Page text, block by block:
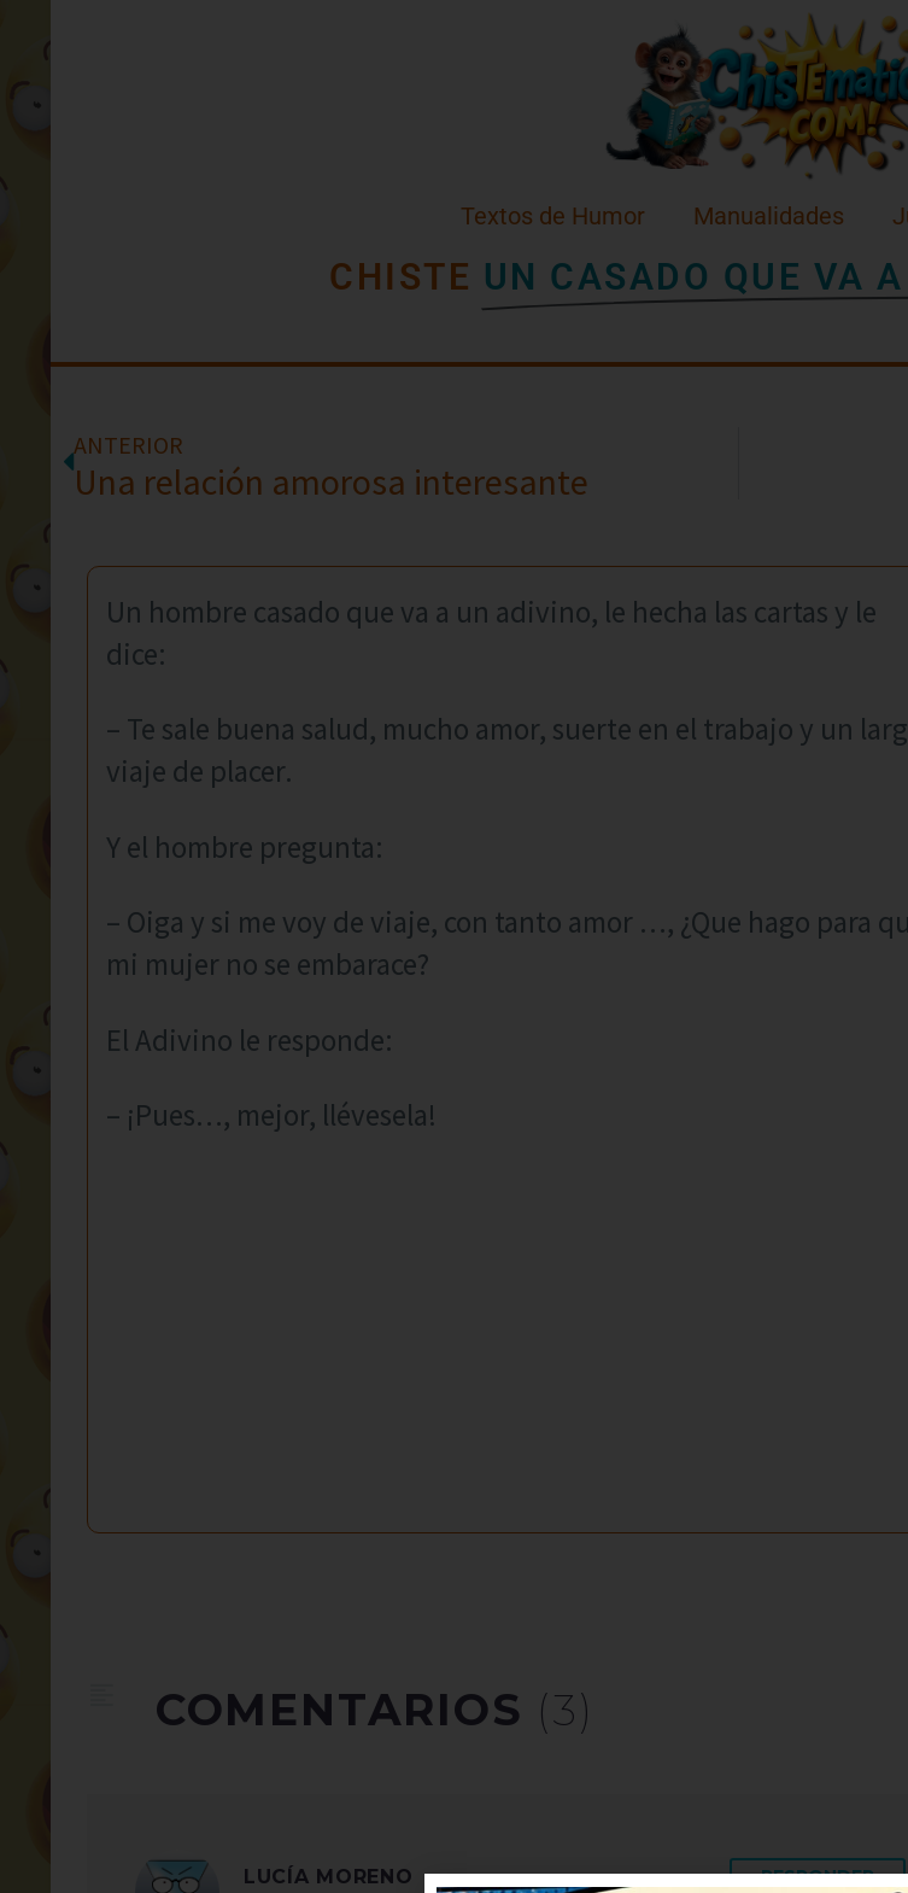
Textos de Humor Manualidades
CHISTE UN CASADO QUE VA
ANTERIOR
Una relación amorosa interesante
Un hombre casado que va a un adivino, le hecha las cartas y le
dice:
– Te sale buena salud, mucho amor, suerte en el trabajo y un
viaje de placer.
Y el hombre pregunta:
– Oiga y si me voy de viaje, con tanto amor …, ¿Que hago para
mi mujer no se embarace?
El Adivino le responde:
– ¡Pues…, mejor, llévesela!
COMENTARIOS (3)
LUCÍA MORENO RESPONDER